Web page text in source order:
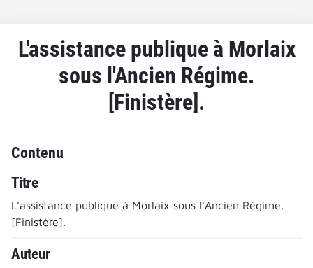
L'assistance publique à Morlaix
sous l'Ancien Régime.
[Finistère].
Contenu
Titre
L'assistance publique à Morlaix sous l'Ancien Régime.
[Finistère].
Auteur